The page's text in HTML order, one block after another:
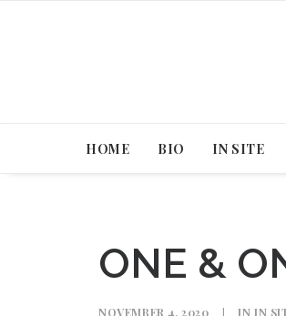
HOME BIO IN SITE
ONE &
NOVEMBER 4, 2020 | ININ